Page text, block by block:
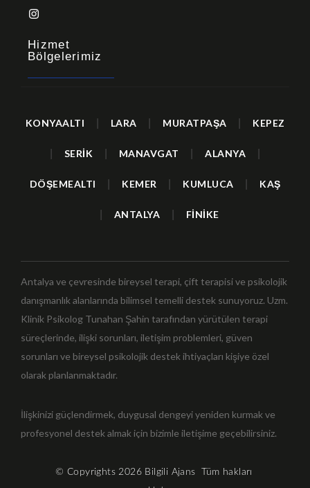
Hizmet
Bölgelerimiz
KONYAALTI LARA MURATPAŞA KEPEZ
SERİK MANAVGAT ALANYA
DÖŞEMEALTI KEMER KUMLUCA KAŞ
ANTALYA FİNİKE
Antalya ve çevresinde bireysel terapi, çift terapisi ve psikolojik
danışmanlık alanlarında bilimsel temelli destek sunuyoruz. Uzm.
Klinik Psikolog Tunahan Şahin tarafından yürütülen terapi
süreçlerinde, ilişki sorunları, iletişim problemleri, güven
sorunları ve bireysel psikolojik destek ihtiyaçları kişiye özel
olarak planlanmaktadır.
İlişkinizi güçlendirmek, duygusal dengeyi yeniden kurmak ve
profesyonel destek almak için bizimle iletişime geçebilirsiniz.
© Copyrights 2026 Bilgili Ajans Tüm hakları